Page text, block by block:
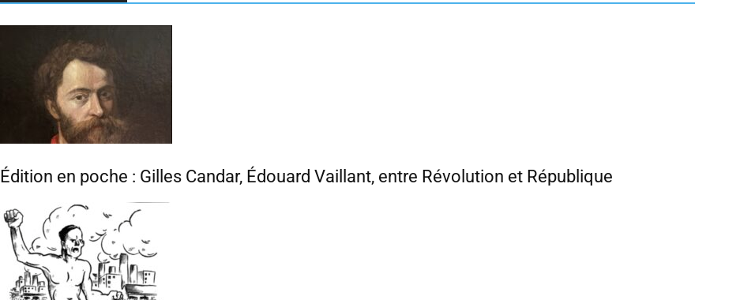
Édition en poche : Gilles Candar, Édouard Vaillant, entre Révolution et République